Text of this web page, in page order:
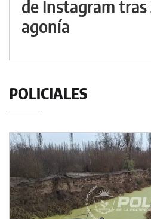
de Instagram tras
agonía
POLICIALES